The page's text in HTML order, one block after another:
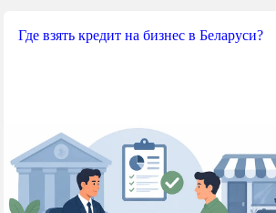
Где взять кредит на бизнес в Беларуси?